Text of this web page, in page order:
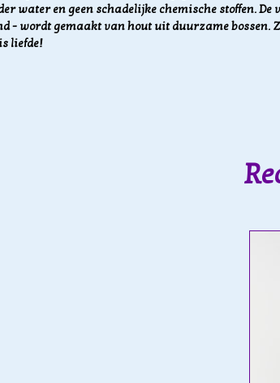
water en geen schadelijke chemische stoffen.De
- wordt gemaakt van hout uit duurzame bossen.
liefde!